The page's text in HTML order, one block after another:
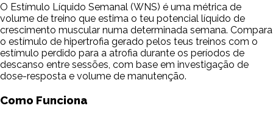
O Estímulo Líquido Semanal (WNS) é uma métrica de
volume de treino que estima o teu potencial líquido de
crescimento muscular numa determinada semana. Compara
o estímulo de hipertrofia gerado pelos teus treinos com o
estímulo perdido para a atrofia durante os períodos de
descanso entre sessões, com base em investigação de
dose-resposta e volume de manutenção.
Como Funciona